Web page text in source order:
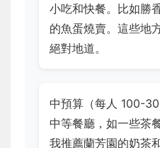
小吃和快餐。比如勝
的魚蛋燒賣。這些地
絕對地道。
中預算（每人 100-
中等餐廳，如一些茶
我推薦蘭芳園的奶茶